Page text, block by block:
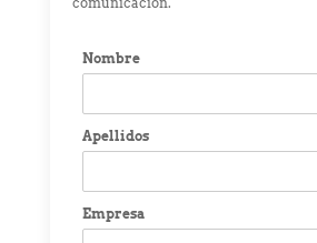
Nombre
Apellidos
Empresa